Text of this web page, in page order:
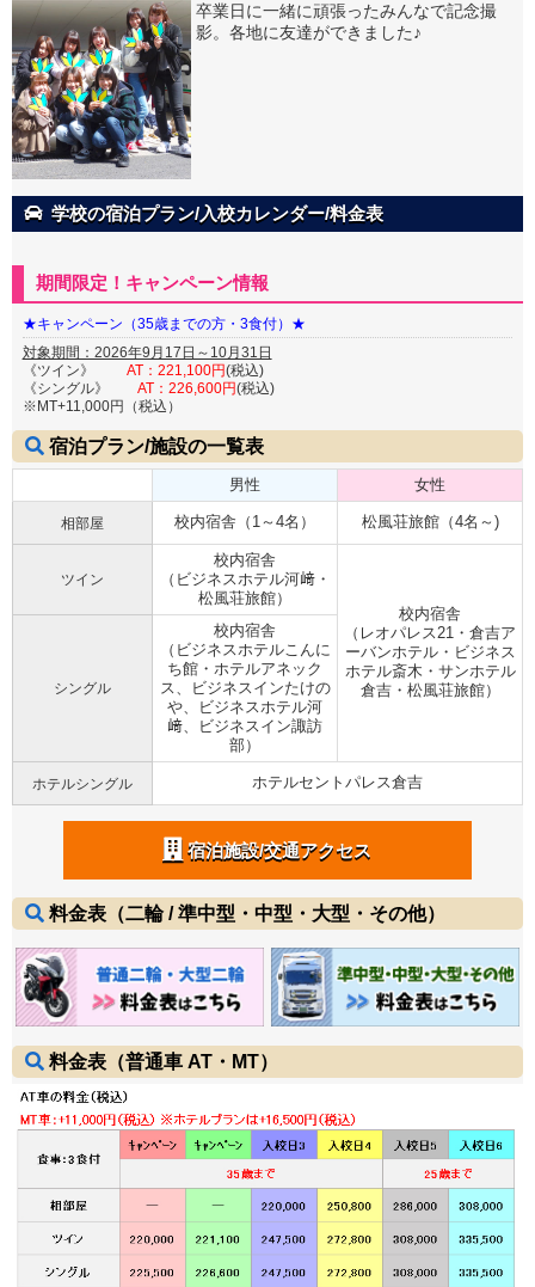
卒業日に一緒に頑張ったみんなで記念撮
影。各地に友達ができました♪
学校の宿泊プラン/入校カレンダー/料金表
期間限定！キャンペーン情報
★キャンペーン（35歳までの方・3食付）★
対象期間：2026年9月17日～10月31日
《ツイン》
AT：221,100円(税込)
《シングル》
AT：226,600円(税込)
※MT+11,000円（税込）
宿泊プラン/施設の一覧表
男性 女性
相部屋 校内宿舎（1～4名） 松風荘旅館（4名～)
ツイン
校内宿舎
（ビジネスホテル河﨑・
松風荘旅館）
校内宿舎
（レオパレス21・倉吉ア
ーバンホテル・ビジネス
ホテル斎木・サンホテル
倉吉・松風荘旅館）
シングル
校内宿舎
（ビジネスホテルこんに
ち館・ホテルアネック
ス、ビジネスインたけの
や、ビジネスホテル河
﨑、ビジネスイン諏訪
部）
ホテルシングル ホテルセントパレス倉吉
宿泊施設/交通アクセス
料金表（二輪 / 準中型・中型・大型・その他）
料金表（普通車 AT・MT）